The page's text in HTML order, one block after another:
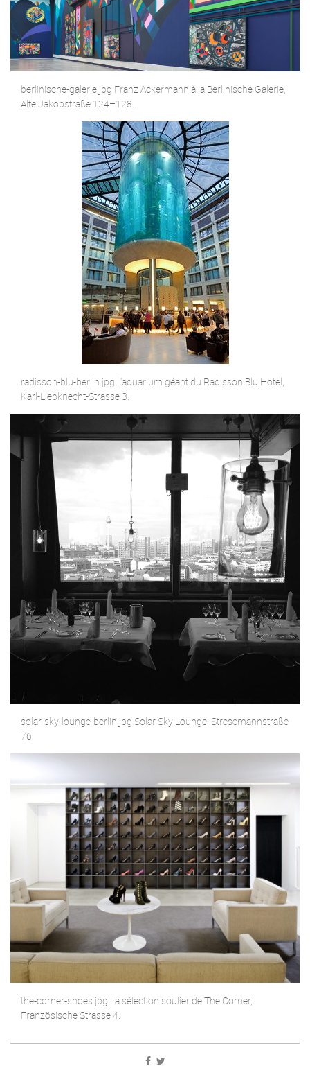
berlinische-galerie.jpg Franz Ackermann à la Berlinische Galerie,
Alte Jakobstraße 124–128.
radisson-blu-berlin.jpg L’aquarium géant du Radisson Blu Hotel,
Karl-Liebknecht-Strasse 3.
solar-sky-lounge-berlin.jpg Solar Sky Lounge, Stresemannstraße
76.
the-corner-shoes.jpg La sélection soulier de The Corner,
Französische Strasse 4.